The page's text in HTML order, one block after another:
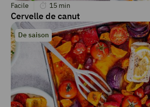
Facile 15 min
Cervelle de canut
De saison